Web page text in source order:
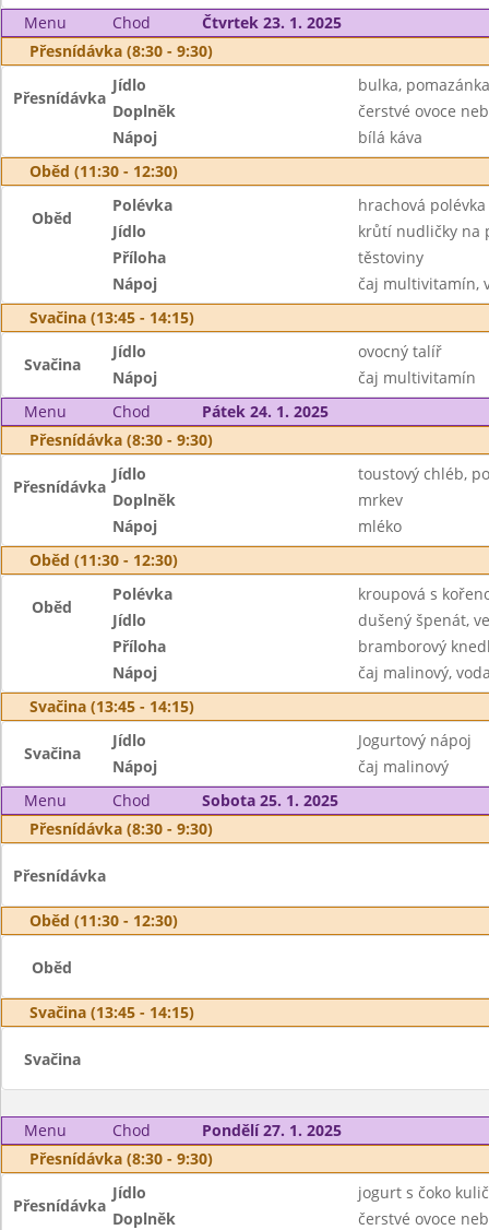
Menu
Chod
Čtvrtek 23. 1. 2025
Přesnídávka (8:30 - 9:30)
Přesnídávka
Jídlo
bulka,
Doplněk
čerstvé ovoce
Nápoj
bílá káva
Oběd (11:30 - 12:30)
Oběd
Polévka
hrachová
Jídlo
krůtí nudličky na
Příloha
těstoviny
Nápoj
čaj multivitamín,
Svačina (13:45 - 14:15)
Svačina
Jídlo
ovocný talíř
Nápoj
čaj multivitamín
Menu
Chod
Pátek 24. 1. 2025
Přesnídávka (8:30 - 9:30)
Přesnídávka
Jídlo
toustový chléb,
Doplněk
mrkev
Nápoj
mléko
Oběd (11:30 - 12:30)
Oběd
Polévka
kroupová s
Jídlo
dušený špenát,
Příloha
bramborový
Nápoj
čaj malinový,
Svačina (13:45 - 14:15)
Svačina
Jídlo
Jogurtový nápoj
Nápoj
čaj malinový
Menu
Chod
Sobota 25. 1. 2025
Přesnídávka (8:30 - 9:30)
Přesnídávka
Oběd (11:30 - 12:30)
Oběd
Svačina (13:45 - 14:15)
Svačina
Menu Chod
Pondělí 27. 1. 2025
Přesnídávka (8:30 - 9:30)
Přesnídávka
Jídlo
jogurt s čoko
Doplněk
čerstvé ovoce